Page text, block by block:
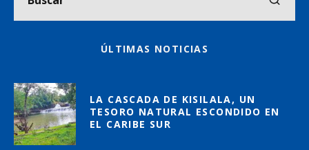
ÚLTIMAS NOTICIAS
LA CASCADA DE KISILALA, UN
TESORO NATURAL ESCONDIDO EN
EL CARIBE SUR